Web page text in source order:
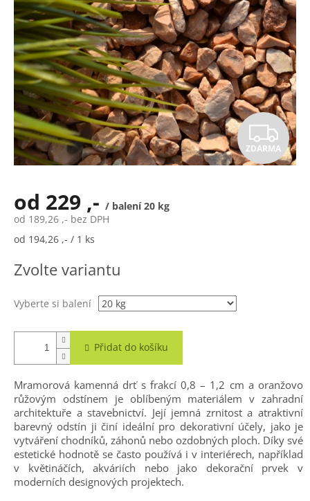
Z
D
ZDARMA
od 229 ,- / balení 20 kg
od 189,26 ,- bez DPH
Měrná
od 194,26 ,- / 1 ks
Zvolte variantu
Vyberte si balení
Přidat do košíku
Mramorová kamenná drť s frakcí 0,8 – 1,2 cm a oranžovo
růžovým odstínem je oblíbeným materiálem v zahradní
architektuře a stavebnictví. Její jemná zrnitost a atraktivní
barevný odstín ji činí ideální pro dekorativní účely, jako je
vytváření chodníků, záhonů nebo ozdobných ploch. Díky své
estetické hodnotě se často používá i v interiérech, například
v květináčích, akváriích nebo jako dekorační prvek v
moderních designových projektech.